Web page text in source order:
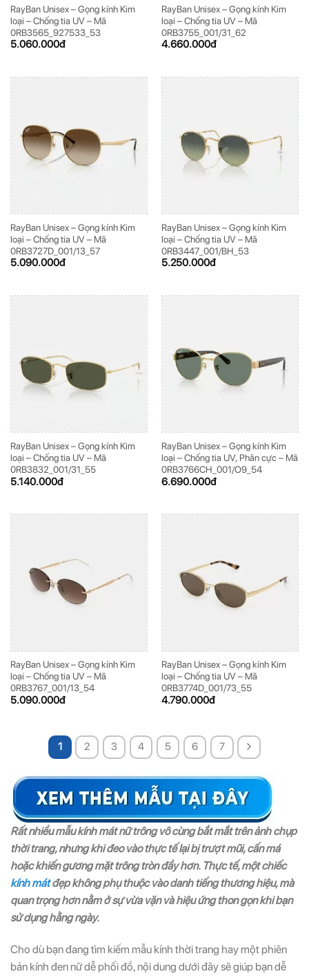
RayBan Unisex – Gọng kính Kim
loại – Chống tia UV – Mã
0RB3565_927533_53
5.060.000đ
RayBan Unisex – Gọng kính Kim
loại – Chống tia UV – Mã
0RB3755_001/31_62
4.660.000đ
RayBan Unisex – Gọng kính Kim
loại – Chống tia UV – Mã
0RB3727D_001/13_57
5.090.000đ
RayBan Unisex – Gọng kính Kim
loại – Chống tia UV – Mã
0RB3447_001/BH_53
5.250.000đ
RayBan Unisex – Gọng kính Kim
loại – Chống tia UV – Mã
0RB3832_001/31_55
5.140.000đ
RayBan Unisex – Gọng kính Kim
loại – Chống tia UV, Phân cực – Mã
0RB3766CH_001/O9_54
6.690.000đ
RayBan Unisex – Gọng kính Kim
loại – Chống tia UV – Mã
0RB3767_001/13_54
5.090.000đ
RayBan Unisex – Gọng kính Kim
loại – Chống tia UV – Mã
0RB3774D_001/73_55
4.790.000đ
1 2 3 4 5 6 7
Rất nhiều mẫu kính mát nữ trông vô cùng bắt mắt trên ảnh chụp
thời trang, nhưng khi đeo vào thực tế lại bị trượt mũi, cấn má
hoặc khiến gương mặt trông tròn đầy hơn. Thực tế, một chiếc
kính mátđẹp không phụ thuộc vào danh tiếng thương hiệu, mà
quan trọng hơn nằm ở sự vừa vặn và hiệu ứng thon gọn khi bạn
sử dụng hằng ngày.
Cho dù bạn đang tìm kiếm mẫu kính thời trang hay một phiên
bản kính đen nữ dễ phối đồ, nội dung dưới đây sẽ giúp bạn dễ